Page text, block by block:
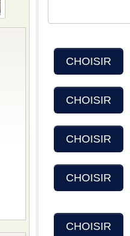
CHOISIR
CHOISIR
CHOISIR
CHOISIR
CHOISIR